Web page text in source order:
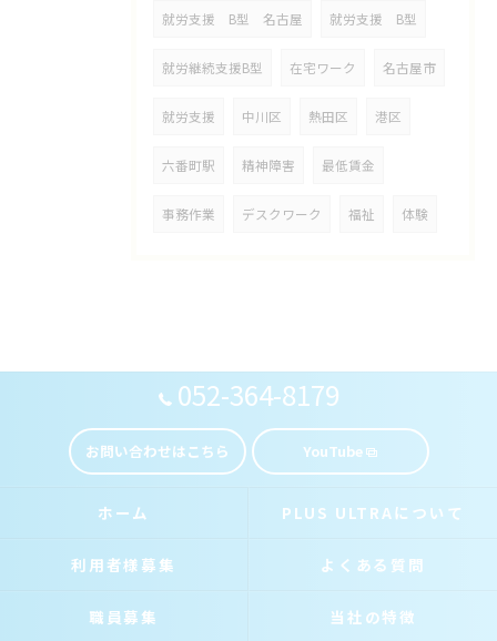
就労支援 B型 名古屋 就労支援 B型
就労継続支援B型 在宅ワーク 名古屋市
就労支援 中川区 熱田区 港区
六番町駅 精神障害 最低賃金
事務作業 デスクワーク 福祉 体験
052-364-8179
お問い合わせはこちら YouTube
ホーム PLUS ULTRAについて
利用者様募集 よくある質問
職員募集 当社の特徴